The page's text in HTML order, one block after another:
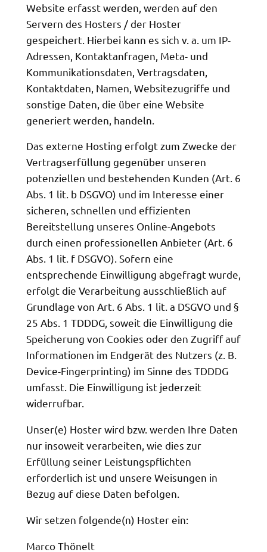
Website erfasst werden, werden auf den
Servern des Hosters / der Hoster
gespeichert. Hierbei kann es sich v. a. um IP-
Adressen, Kontaktanfragen, Meta- und
Kommunikationsdaten, Vertragsdaten,
Kontaktdaten, Namen, Websitezugriffe und
sonstige Daten, die über eine Website
generiert werden, handeln.
Das externe Hosting erfolgt zum Zwecke der
Vertragserfüllung gegenüber unseren
potenziellen und bestehenden Kunden (Art. 6
Abs. 1 lit. b DSGVO) und im Interesse einer
sicheren, schnellen und effizienten
Bereitstellung unseres Online-Angebots
durch einen professionellen Anbieter (Art. 6
Abs. 1 lit. f DSGVO). Sofern eine
entsprechende Einwilligung abgefragt wurde,
erfolgt die Verarbeitung ausschließlich auf
Grundlage von Art. 6 Abs. 1 lit. a DSGVO und §
25 Abs. 1 TDDDG, soweit die Einwilligung die
Speicherung von Cookies oder den Zugriff auf
Informationen im Endgerät des Nutzers (z. B.
Device-Fingerprinting) im Sinne des TDDDG
umfasst. Die Einwilligung ist jederzeit
widerrufbar.
Unser(e) Hoster wird bzw. werden Ihre Daten
nur insoweit verarbeiten, wie dies zur
Erfüllung seiner Leistungspflichten
erforderlich ist und unsere Weisungen in
Bezug auf diese Daten befolgen.
Wir setzen folgende(n) Hoster ein:
Marco Thönelt